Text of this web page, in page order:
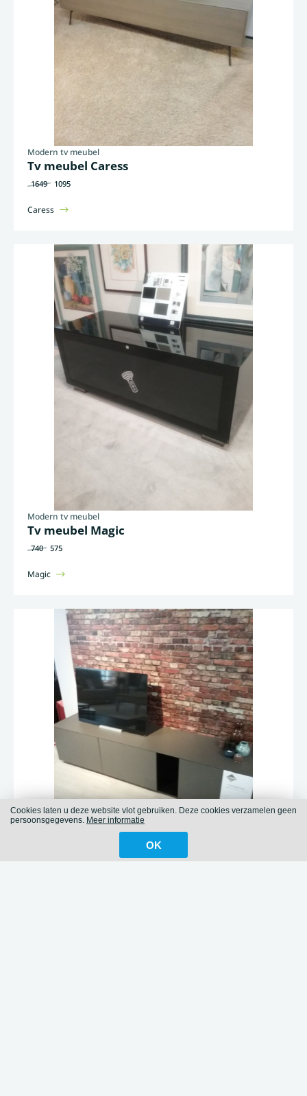
Modern tv meubel
Tv meubel Caress
1649 1095
Caress
Modern tv meubel
Tv meubel Magic
740 575
Magic
Cookies laten u deze website vlot gebruiken. Deze cookies verzamelen geen
persoonsgegevens. Meer informatie
OK